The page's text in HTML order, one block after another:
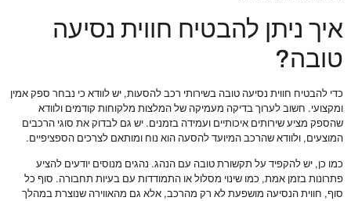
איך ניתן להבטיח חווית נסיעה
טובה?
כדי להבטיח חווית נסיעה טובה בשירותי רכב להסעות, יש לוודא כי נבחר ספק אמין
ומקצועי. חשוב לערוך בדיקה מעמיקה של המלצות מלקוחות קודמים ולוודא
שהספק מציע שירותים איכותיים ועמידה בזמנים. יש גם לבדוק את סוגי הרכבים
המוצעים, ולוודא שהרכב המיועד להסעה הוא נוח ומותאם לצרכים הספציפיים.
כמו כן, יש להקפיד על תקשורת טובה עם הנהג. נהגים מנוסים יודעים להציע
פתרונות בזמן אמת, כמו שינוי מסלול או התמודדות עם בעיות תחבורה. סוף כל
סוף, חווית הנסיעה מושפעת לא רק מהרכב, אלא גם מהאווירה שנוצרת במהלך